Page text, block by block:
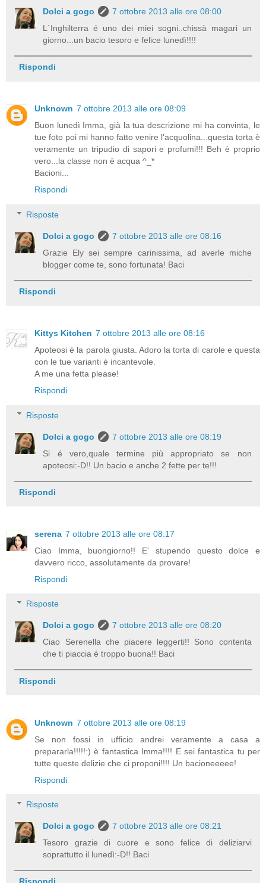
Dolci a gogo
7 ottobre 2013 alle ore 08:00
L`Inghilterra é uno dei miei sogni..chissà magari un
giorno...un bacio tesoro e felice lunedì!!!!
Rispondi
Unknown 7 ottobre 2013 alle ore 08:09
Buon lunedì Imma, già la tua descrizione mi ha convinta, le
tue foto poi mi hanno fatto venire l'acquolina...questa torta è
veramente un tripudio di sapori e profumi!!! Beh è proprio
vero...la classe non è acqua ^_*
Bacioni...
Rispondi
Risposte
Dolci a gogo
7 ottobre 2013 alle ore 08:16
Grazie Ely sei sempre carinissima, ad averle miche
blogger come te, sono fortunata! Baci
Rispondi
Kittys Kitchen 7 ottobre 2013 alle ore 08:16
Apoteosi è la parola giusta. Adoro la torta di carole e questa
con le tue varianti è incantevole.
A me una fetta please!
Rispondi
Risposte
Dolci a gogo
7 ottobre 2013 alle ore 08:19
Si é vero,quale termine più appropriato se non
apoteosi:-D!! Un bacio e anche 2 fette per te!!!
Rispondi
serena 7 ottobre 2013 alle ore 08:17
Ciao Imma, buongiorno!! E' stupendo questo dolce e
davvero ricco, assolutamente da provare!
Rispondi
Risposte
Dolci a gogo
7 ottobre 2013 alle ore 08:20
Ciao Serenella che piacere leggerti!! Sono contenta
che ti piaccia é troppo buona!! Baci
Rispondi
Unknown 7 ottobre 2013 alle ore 08:19
Se non fossi in ufficio andrei veramente a casa a
prepararla!!!!!:) è fantastica Imma!!!! E sei fantastica tu per
tutte queste delizie che ci proponi!!!! Un bacioneeeee!
Rispondi
Risposte
Dolci a gogo
7 ottobre 2013 alle ore 08:21
Tesoro grazie di cuore e sono felice di deliziarvi
soprattutto il lunedì:-D!! Baci